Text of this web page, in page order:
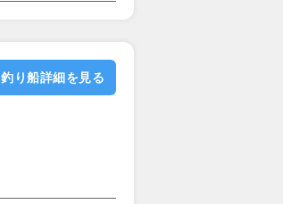
釣り船詳細を見る